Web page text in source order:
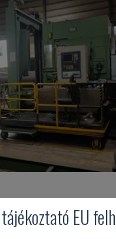
2004 EU